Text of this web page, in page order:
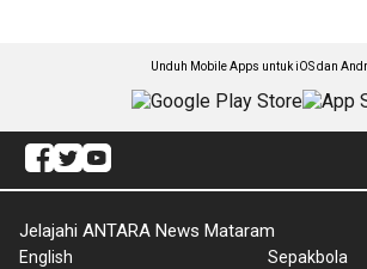
Unduh Mobile Apps untuk iOS dan
Jelajahi ANTARA News Mataram
English
Sepakbola